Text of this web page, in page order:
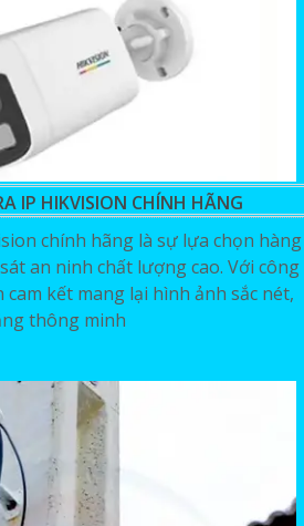
IP HIKVISION CHÍNH HÃNG
chính hãng là sự lựa chọn hàng
an ninh chất lượng cao. Với công
kết mang lại hình ảnh sắc nét,
thông minh